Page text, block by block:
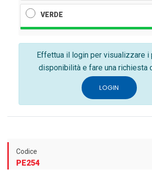
VERDE
Effettua il login per visualizzare i
disponibilità e fare una richiesta
LOGIN
Codice
PE254